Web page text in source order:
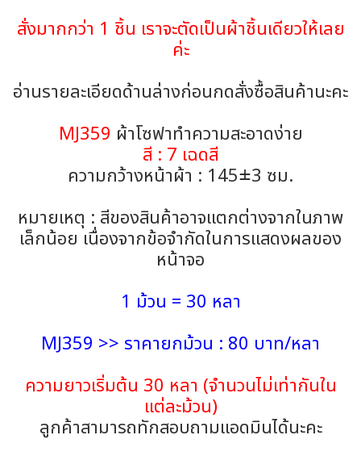
สั่งมากกว่า 1 ชิ้น เราจะตัดเป็นผ้าชิ้นเดียวให้เลย
ค่ะ
อ่านรายละเอียดด้านล่างก่อนกดสั่งซื้อสินค้านะคะ
MJ359 ผ้าโซฟาทำความสะอาดง่าย
สี : 7 เฉดสี
ความกว้างหน้าผ้า : 145±3 ซม.
หมายเหตุ : สีของสินค้าอาจแตกต่างจากในภาพ
เล็กน้อย เนื่องจากข้อจำกัดในการแสดงผลของ
หน้าจอ
1 ม้วน = 30 หลา
MJ359 >> ราคายกม้วน : 80 บาท/หลา
ความยาวเริ่มต้น 30 หลา (จำนวนไม่เท่ากันใน
แต่ละม้วน)
ลูกค้าสามารถทักสอบถามแอดมินได้นะคะ